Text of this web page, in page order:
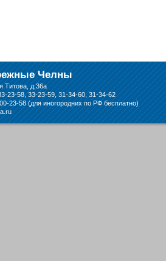
Челны
Титова, д.36а
23-58, 33-23-59, 31-34-60, 31-34-62
23-58 (для иногородних по РФ бесплатно)